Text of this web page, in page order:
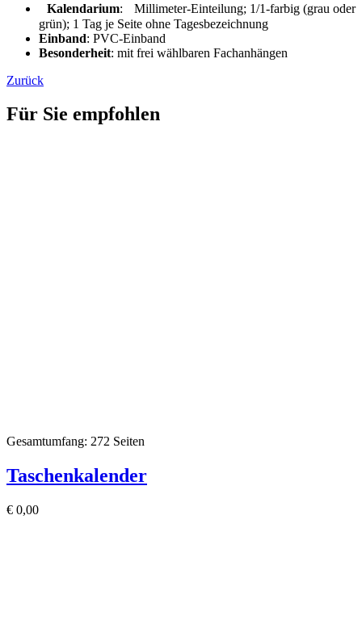
Kalendarium: Millimeter-Einteilung; 1/1-farbig (grau oder
grün); 1 Tag je Seite ohne Tagesbezeichnung
Einband: PVC-Einband
Besonderheit: mit frei wählbaren Fachanhängen
Zurück
Für Sie empfohlen
Gesamtumfang: 272 Seiten
Taschenkalender
€ 0,00